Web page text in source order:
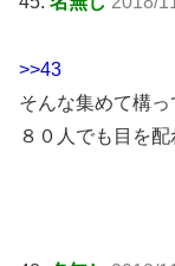
>>43
そんな集めて構っ
８０人でも目を